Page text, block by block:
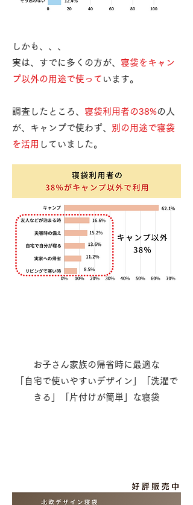
​しかも、、、
実は、すでに多くの方が、 寝袋をキャン
プ以外の用途で使って います。
調査したところ、 寝袋利用者の38%の人
が、キャンプで使わず、 別の用途で寝袋
を活用 していました。
お子さん家族の帰省時に最適な
「自宅で使いやすいデザイン」「洗濯で
きる」「片付けが簡単」な寝袋